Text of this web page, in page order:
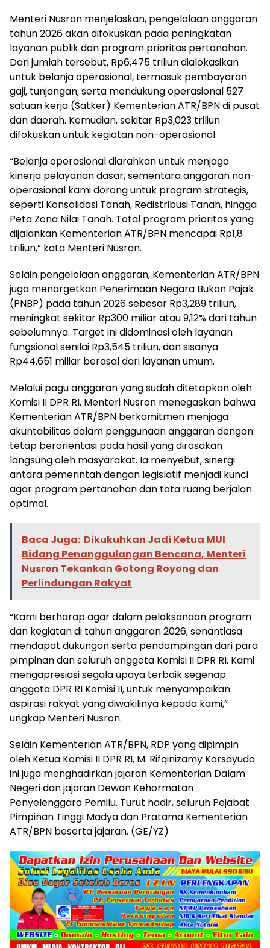
Menteri Nusron menjelaskan, pengelolaan anggaran
tahun 2026 akan difokuskan pada peningkatan
layanan publik dan program prioritas pertanahan.
Dari jumlah tersebut, Rp6,475 triliun dialokasikan
untuk belanja operasional, termasuk pembayaran
gaji, tunjangan, serta mendukung operasional 527
satuan kerja (Satker) Kementerian ATR/BPN di pusat
dan daerah. Kemudian, sekitar Rp3,023 triliun
difokuskan untuk kegiatan non-operasional.
“Belanja operasional diarahkan untuk menjaga
kinerja pelayanan dasar, sementara anggaran non-
operasional kami dorong untuk program strategis,
seperti Konsolidasi Tanah, Redistribusi Tanah, hingga
Peta Zona Nilai Tanah. Total program prioritas yang
dijalankan Kementerian ATR/BPN mencapai Rp1,8
triliun,” kata Menteri Nusron.
Selain pengelolaan anggaran, Kementerian ATR/BPN
juga menargetkan Penerimaan Negara Bukan Pajak
(PNBP) pada tahun 2026 sebesar Rp3,289 triliun,
meningkat sekitar Rp300 miliar atau 9,12% dari tahun
sebelumnya. Target ini didominasi oleh layanan
fungsional senilai Rp3,545 triliun, dan sisanya
Rp44,651 miliar berasal dari layanan umum.
Melalui pagu anggaran yang sudah ditetapkan oleh
Komisi II DPR RI, Menteri Nusron menegaskan bahwa
Kementerian ATR/BPN berkomitmen menjaga
akuntabilitas dalam penggunaan anggaran dengan
tetap berorientasi pada hasil yang dirasakan
langsung oleh masyarakat. Ia menyebut, sinergi
antara pemerintah dengan legislatif menjadi kunci
agar program pertanahan dan tata ruang berjalan
optimal.
Baca Juga: Dikukuhkan Jadi Ketua MUI
Bidang Penanggulangan Bencana, Menteri
Nusron Tekankan Gotong Royong dan
Perlindungan Rakyat
“Kami berharap agar dalam pelaksanaan program
dan kegiatan di tahun anggaran 2026, senantiasa
mendapat dukungan serta pendampingan dari para
pimpinan dan seluruh anggota Komisi II DPR RI. Kami
mengapresiasi segala upaya terbaik segenap
anggota DPR RI Komisi II, untuk menyampaikan
aspirasi rakyat yang diwakilinya kepada kami,”
ungkap Menteri Nusron.
Selain Kementerian ATR/BPN, RDP yang dipimpin
oleh Ketua Komisi II DPR RI, M. Rifqinizamy Karsayuda
ini juga menghadirkan jajaran Kementerian Dalam
Negeri dan jajaran Dewan Kehormatan
Penyelenggara Pemilu. Turut hadir, seluruh Pejabat
Pimpinan Tinggi Madya dan Pratama Kementerian
ATR/BPN beserta jajaran. (GE/YZ)